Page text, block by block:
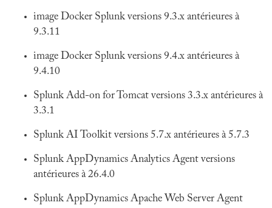
image Docker Splunk versions 9.3.x antérieures à
9.3.11
image Docker Splunk versions 9.4.x antérieures à
9.4.10
Splunk Add-on for Tomcat versions 3.3.x antérieures à
3.3.1
Splunk AI Toolkit versions 5.7.x antérieures à 5.7.3
Splunk AppDynamics Analytics Agent versions
antérieures à 26.4.0
Splunk AppDynamics Apache Web Server Agent